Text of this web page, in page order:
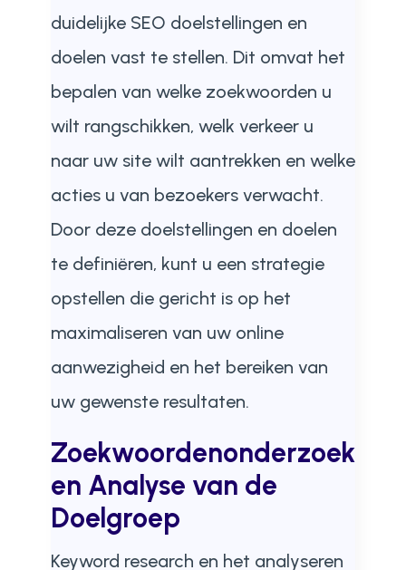
duidelijke SEO doelstellingen en
doelen vast te stellen. Dit omvat het
bepalen van welke zoekwoorden u
wilt rangschikken, welk verkeer u
naar uw site wilt aantrekken en welke
acties u van bezoekers verwacht.
Door deze doelstellingen en doelen
te definiëren, kunt u een strategie
opstellen die gericht is op het
maximaliseren van uw online
aanwezigheid en het bereiken van
uw gewenste resultaten.
Zoekwoordenonderzoek
en Analyse van de
Doelgroep
Keyword research en het analyseren